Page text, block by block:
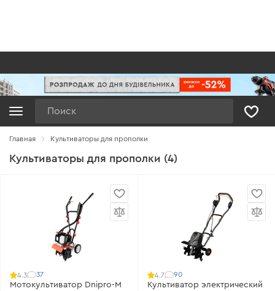
Главная Культиваторы для прополки
Культиваторы для прополки (4)
4.3 37
Мотокультиватор Dnipro-M
4.7 90
Культиватор электрический